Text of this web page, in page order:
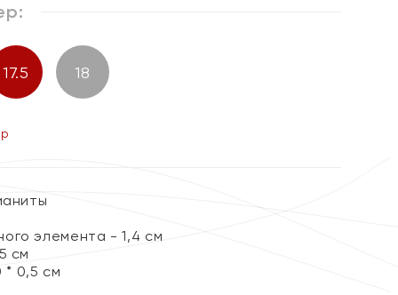
17.5 18
элемента - 1,4 см
см
* 0,5 см